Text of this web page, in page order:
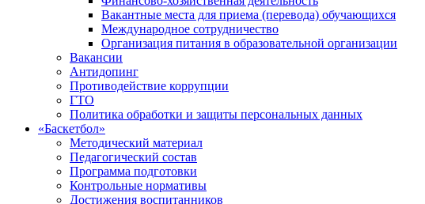
Вакантные места для приема (перевода) обучающихся
Международное сотрудничество
Организация питания в образовательной организации
Вакансии
Антидопинг
Противодействие коррупции
ГТО
Политика обработки и защиты персональных данных
«Баскетбол»
Методический материал
Педагогический состав
Программа подготовки
Контрольные нормативы
Достижения воспитанников